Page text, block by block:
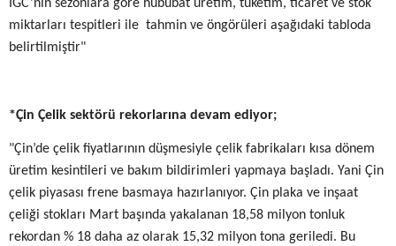
IGC’nin sezonlara göre hububat üretim, tüketim, ticaret ve stok
miktarları tespitleri ile tahmin ve öngörüleri aşağıdaki tabloda
belirtilmiştir"
*Çin Çelik sektörü rekorlarına devam ediyor;
"Çin’de çelik fiyatlarının düşmesiyle çelik fabrikaları kısa dönem
üretim kesintileri ve bakım bildirimleri yapmaya başladı. Yani Çin
çelik piyasası frene basmaya hazırlanıyor. Çin plaka ve inşaat
çeliği stokları Mart başında yakalanan 18,58 milyon tonluk
rekordan % 18 daha az olarak 15,32 milyon tona geriledi. Bu